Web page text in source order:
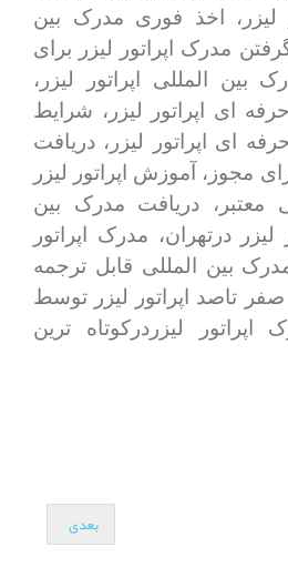
لیزر، اخذ فوری مدرک بین
گرفتن مدرک اپراتور لیزر برای
المللی اپراتور لیزر،
ای اپراتور لیزر، شرایط
ای اپراتور لیزر، دریافت
مجوز، آموزش اپراتور لیزر
معتبر، دریافت مدرک بین
درتهران، مدرک اپراتور
بین المللی قابل ترجمه
صفر تاصد اپراتور لیزر توسط
لیزردرکوتاه ترین
بعدی